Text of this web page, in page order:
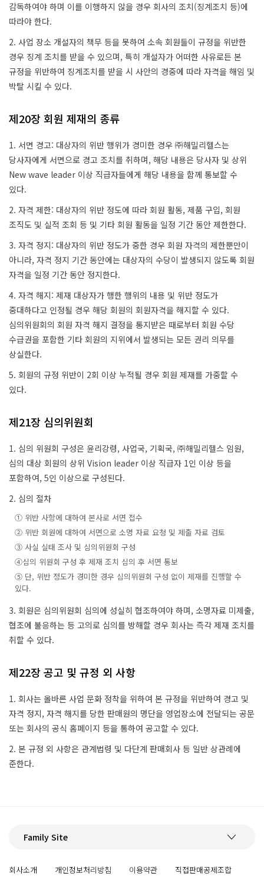
감독하여야 하며 이를 이행하지 않을 경우 회사의 조치(징계조치 등)에
따라야 한다.
2. 사업 장소 개설자의 책무 등을 못하여 소속 회원들이 규정을 위반한
경우 징계 조치를 받을 수 있으며, 특히 개설자가 어떠한 사유로든 본
규정을 위반하여 징계조치를 받을 시 사안의 경중에 따라 자격을 해임 및
박탈 시킬 수 있다.
제20장 회원 제재의 종류
1. 서면 경고: 대상자의 위반 행위가 경미한 경우 ㈜해밀리헬스는
당사자에게 서면으로 경고 조치를 취하며, 해당 내용은 당사자 및 상위
New wave leader 이상 직급자들에게 해당 내용을 함께 통보할 수
있다.
2. 자격 제한: 대상자의 위반 정도에 따라 회원 활동, 제품 구입, 회원
조직도 및 실적 조회 등 및 기타 회원 활동을 일정 기간 동안 제한한다.
3. 자격 정지: 대상자의 위반 정도가 중한 경우 회원 자격의 제한뿐만이
아니라, 자격 정지 기간 동안에는 대상자의 수당이 발생되지 않도록 회원
자격을 일정 기간 동안 정지한다.
4. 자격 해지: 제재 대상자가 행한 행위의 내용 및 위반 정도가
중대하다고 인정될 경우 해당 회원의 회원자격을 해지할 수 있다.
심의위원회의 회원 자격 해지 결정을 통지받은 때로부터 회원 수당
수급권을 포함한 기타 회원의 지위에서 발생되는 모든 권리 의무를
상실한다.
5. 회원의 규정 위반이 2회 이상 누적될 경우 회원 제재를 가중할 수
있다.
제21장 심의위원회
1. 심의 위원회 구성은 윤리강령, 사업국, 기획국, ㈜해밀리헬스 임원,
심의 대상 회원의 상위 Vision leader 이상 직급자 1인 이상 등을
포함하여, 5인 이상으로 구성된다.
2. 심의 절차
① 위반 사항에 대하여 본사로 서면 접수
② 위반 회원에 대하여 서면으로 소명 자료 요청 및 제출 자료 검토
③ 사실 실태 조사 및 심의위원회 구성
④심의 위원회 구성 후 제재 조치 심의 후 서면 통보
⑤ 단, 위반 정도가 경미한 경우 심의위원회 구성 없이 제재를 진행할 수
있다.
3. 회원은 심의위원회 심의에 성실히 협조하여야 하며, 소명자료 미제출,
협조에 불응하는 등 고의로 심의를 방해할 경우 회사는 즉각 제재 조치를
취할 수 있다.
제22장 공고 및 규정 외 사항
1. 회사는 올바른 사업 문화 정착을 위하여 본 규정을 위반하여 경고 및
자격 정지, 자격 해지를 당한 판매원의 명단을 영업장소에 전달되는 공문
또는 회사의 공식 홈페이지 등을 통하여 공고할 수 있다.
2. 본 규정 외 사항은 관계법령 및 다단계 판매회사 등 일반 상관례에
준한다.
Family Site
회사소개 개인정보처리방침 이용약관 직접판매공제조합